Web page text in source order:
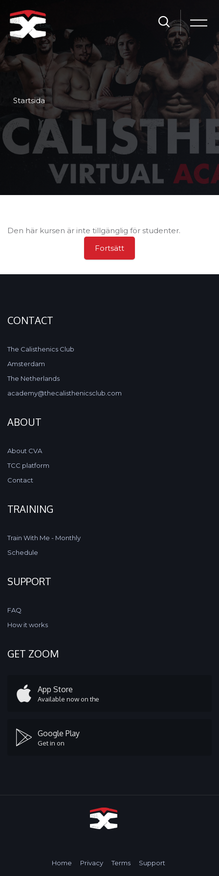
Startsida
Den här kursen är inte tillgänglig för studenter.
Fortsätt
CONTACT
The Calisthenics Club
Amsterdam
The Netherlands
academy@thecalisthenicsclub.com
ABOUT
About CVA
TCC platform
Contact
TRAINING
Train With Me - Monthly
Schedule
SUPPORT
FAQ
How it works
GET ZOOM
App Store
Available now on the
Google Play
Get in on
Home Privacy Terms Support